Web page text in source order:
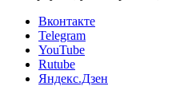
Вконтакте
Telegram
YouTube
Rutube
Яндекс.Дзен